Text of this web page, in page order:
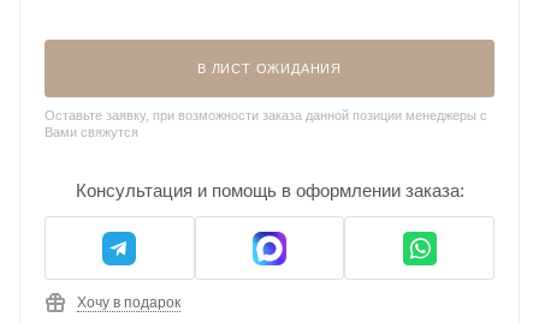
В ЛИСТ ОЖИДАНИЯ
Оставьте заявку, при возможности заказа данной позиции менеджеры с
Вами свяжутся
Консультация и помощь в оформлении заказа:
Хочу в подарок